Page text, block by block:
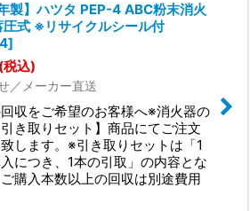
製】ハツタ PEP-4 ABC粉末消火
式 ※リサイクルシール付
]
(税込)
／メーカー直送
収をご希望のお客様へ※消火器の
き取りセット】商品にてご注文
します。※引き取りセットは「1
につき、1本の引取」の内容とな
購入本数以上の回収は別途費用